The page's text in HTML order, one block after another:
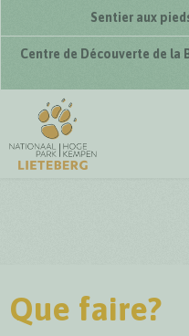
Sentier aux
Centre de Découverte de
Que faire?